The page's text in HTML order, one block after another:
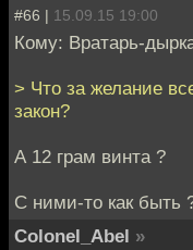
#66 | 15.09.15 19:00
Кому: Вратарь-
> Что за желание
закон?
А 12 грам винта ?
С ними-то как быть
Colonel_Abel »